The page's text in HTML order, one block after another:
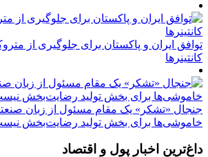
توافق ایران و پاکستان برای جلوگیری از
کانتینرها
جنجال «تشکر» یک مقام مسئول از زبان
خاموشی‌ها برای بخش تولید رضایت‌بخش
داغ‌ترین اخبار پول و اقتصاد